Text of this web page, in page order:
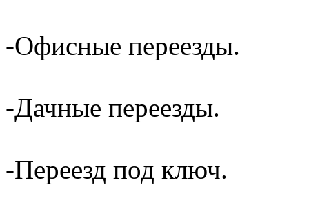
-Офисные переезды.
-Дачные переезды.
-Переезд под ключ.